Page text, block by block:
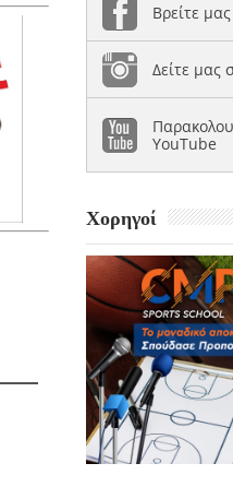
Βρείτε
Δείτε μας
YouTube
Χορηγοί